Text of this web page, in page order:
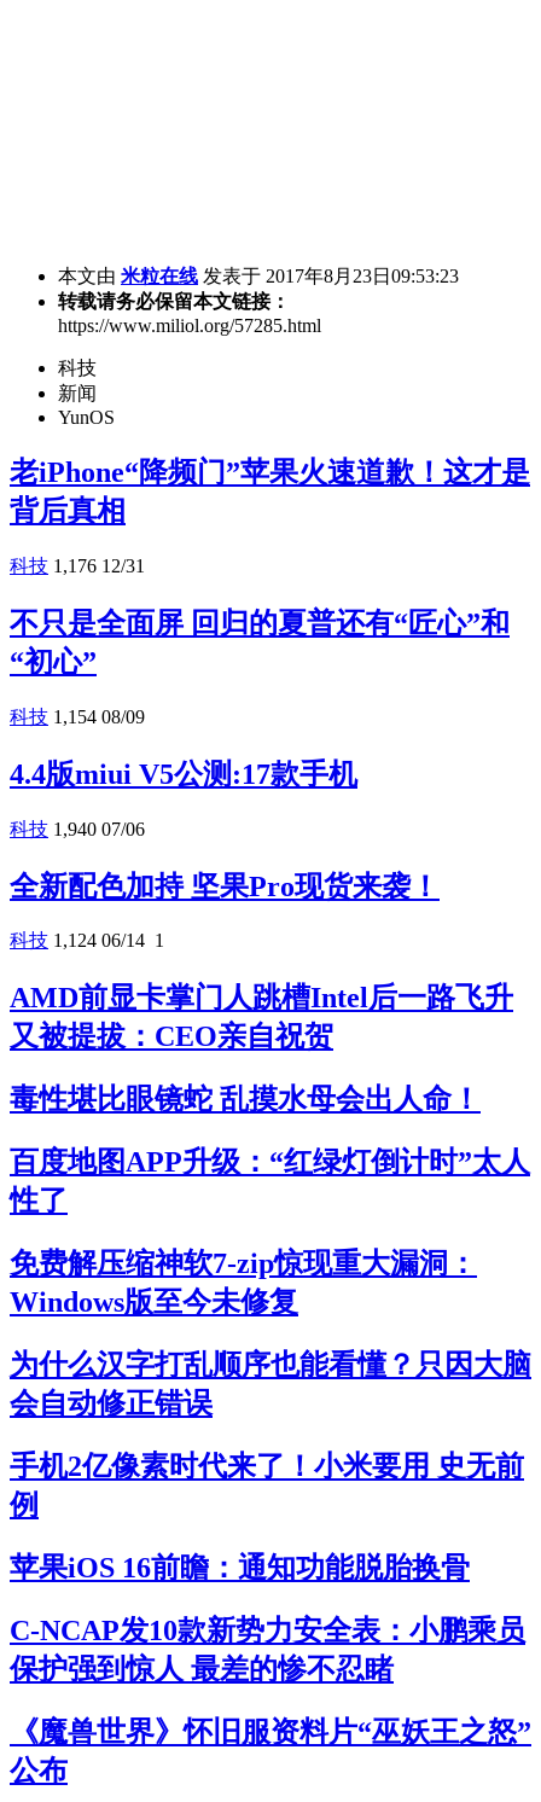
本文由 米粒在线 发表于 2017年8月23日09:53:23
转载请务必保留本文链接：
https://www.miliol.org/57285.html
科技
新闻
YunOS
老iPhone“降频门”苹果火速道歉！这才是
背后真相
科技 1,176 12/31
不只是全面屏 回归的夏普还有“匠心”和
“初心”
科技 1,154 08/09
4.4版miui V5公测:17款手机
科技 1,940 07/06
全新配色加持 坚果Pro现货来袭！
科技 1,124 06/14 1
AMD前显卡掌门人跳槽Intel后一路飞升
又被提拔：CEO亲自祝贺
毒性堪比眼镜蛇 乱摸水母会出人命！
百度地图APP升级：“红绿灯倒计时”太人
性了
免费解压缩神软7-zip惊现重大漏洞：
Windows版至今未修复
为什么汉字打乱顺序也能看懂？只因大脑
会自动修正错误
手机2亿像素时代来了！小米要用 史无前
例
苹果iOS 16前瞻：通知功能脱胎换骨
C-NCAP发10款新势力安全表：小鹏乘员
保护强到惊人 最差的惨不忍睹
《魔兽世界》怀旧服资料片“巫妖王之怒”
公布